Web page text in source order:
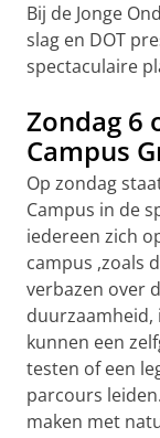
Bij de Jonge
slag en DOT
spectaculaire
Zondag 6
Campus
Op zondag
Campus in de
iedereen zich
campus ,zoals
verbazen over
duurzaamheid,
kunnen een
testen of een
parcours
maken met